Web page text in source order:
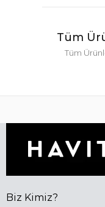
Tüm
Tüm
Biz Kimiz?